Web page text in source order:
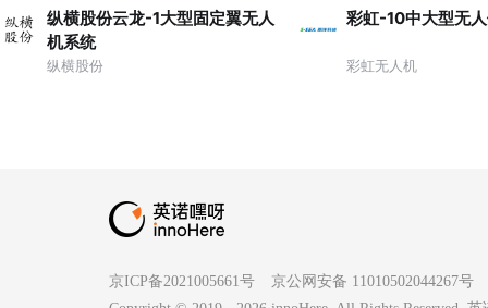
纵横股份云龙-1大型固定翼无人
机系统
纵横股份
彩虹-10中大型无
彩虹无人机
京ICP备2021005661号
京公网安备 11010502044267号